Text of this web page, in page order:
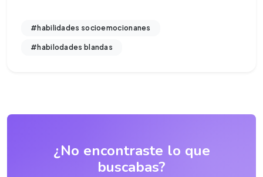
#habilidades socioemocionanes
#habilodades blandas
¿No encontraste lo que
buscabas?